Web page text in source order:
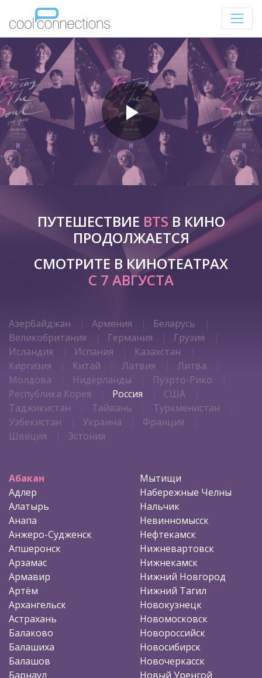
ПУТЕШЕСТВИЕ BTS В КИНО
ПРОДОЛЖАЕТСЯ
СМОТРИТЕ В КИНОТЕАТРАХ
С 7 АВГУСТА
Азербайджан Армения
Беларусь
Великобритания
Германия
Грузия
Исландия
Испания
Казахстан
Киргизия
Китай Латвия
Литва
Молдова
Нидерланды
Пуэрто-Рико
Республика Корея
Россия
США
Таджикистан
Тайвань
Туркменистан
Узбекистан
Украина
Франция
Швеция
Эстония
Абакан
Адлер
Алатырь
Анапа
Анжеро-Судженск
Апшеронск
Арзамас
Армавир
Артём
Архангельск
Астрахань
Балаково
Балашиха
Балашов
Барнаул
Мытищи
Набережные Челны
Нальчик
Невинномысск
Нефтекамск
Нижневартовск
Нижнекамск
Нижний Новгород
Нижний Тагил
Новокузнецк
Новомосковск
Новороссийск
Новосибирск
Новочеркасск
Новый Уренгой